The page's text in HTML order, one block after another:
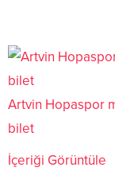
Artvin Hopaspor
bilet
İçeriği Görüntüle